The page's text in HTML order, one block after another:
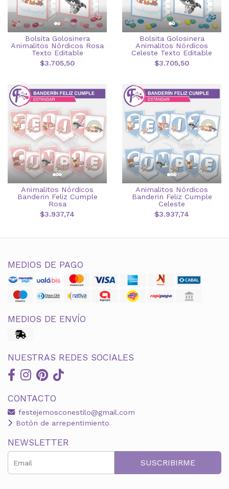
Bolsita Golosinera
Animalitos Nórdicos Rosa
Texto Editable
$3.705,50
Bolsita Golosinera
Animalitos Nórdicos
Celeste Texto Editable
$3.705,50
Animalitos Nórdicos
Banderin Feliz Cumple
Rosa
$3.937,74
Animalitos Nórdicos
Banderin Feliz Cumple
Celeste
$3.937,74
MEDIOS DE PAGO
MEDIOS DE ENVÍO
NUESTRAS REDES SOCIALES
CONTACTO
festejemosconestilo@gmail.com
Botón de arrepentimiento
NEWSLETTER
SUSCRIBIRME